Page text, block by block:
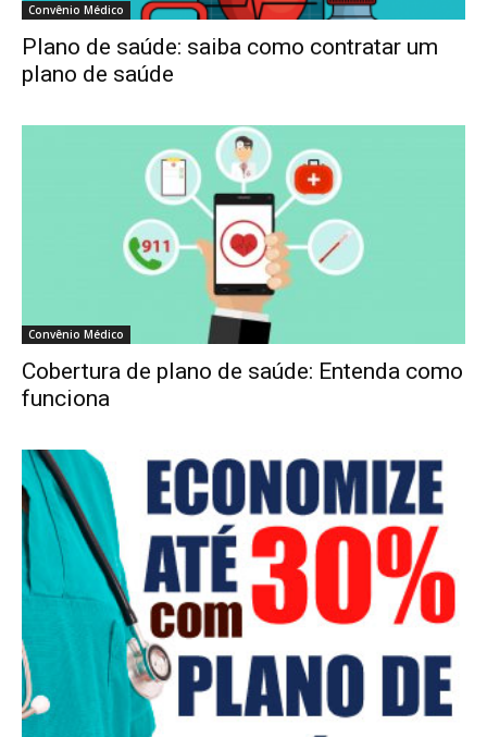
Convênio Médico
Plano de saúde: saiba como contratar um
plano de saúde
Convênio Médico
Cobertura de plano de saúde: Entenda como
funciona